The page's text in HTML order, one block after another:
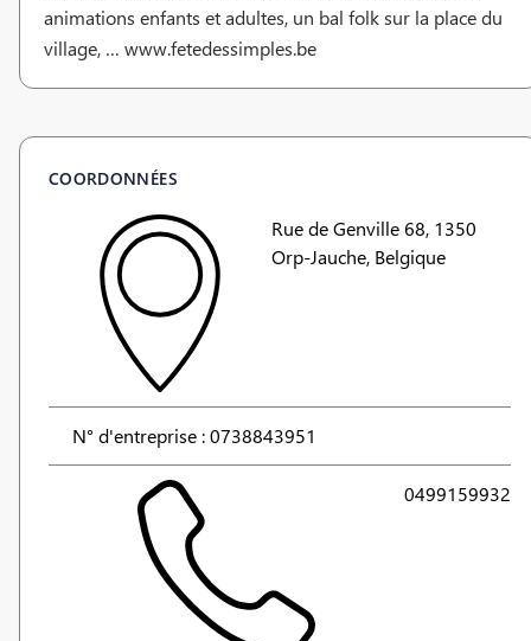
animations enfants et adultes, un bal folk sur la place du
village, … www.fetedessimples.be
COORDONNÉES
Rue de Genville 68, 1350
Orp-Jauche, Belgique
N° d'entreprise : 0738843951
0499159932